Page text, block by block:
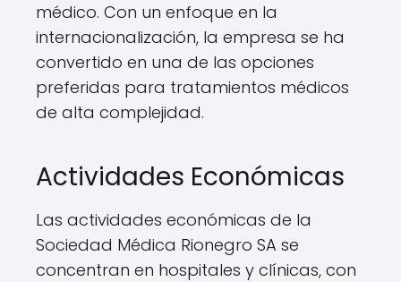
médico. Con un enfoque en la
internacionalización, la empresa se ha
convertido en una de las opciones
preferidas para tratamientos médicos
de alta complejidad.
Actividades Económicas
Las actividades económicas de la
Sociedad Médica Rionegro SA se
concentran en hospitales y clínicas, con